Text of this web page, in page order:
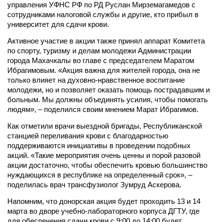
управления УФНС РФ по РД Руслан Мирземагамедов с
сотрудниками налоговой службы и другие, кто прибыл в
университет для сдачи крови.
Активное участие в акции также принял аппарат Комитета
по спорту, туризму и делам молодежи Администрации
города Махачкалы во главе с председателем Маратом
Ибрагимовым. «Акция важна для жителей города, она не
только влияет на духовно-нравственное воспитание
молодежи, но и позволяет оказать помощь пострадавшим и
больным. Мы должны объединять усилия, чтобы помогать
людям», – поделился своим мнением Марат Ибрагимов.
Как отметили врачи выездной бригады, Республиканской
станцией переливания крови с благодарностью
поддерживаются инициативы в проведении подобных
акций. «Такие мероприятия очень ценны и порой разовой
акции достаточно, чтобы обеспечить кровью большинство
нуждающихся в республике на определенный срок», –
поделилась врач трансфузиолог Зумруд Аскерова.
Напомним, что донорская акция будет проходить 13 и 14
марта во дворе учебно-лабораторного корпуса ДГТУ, где